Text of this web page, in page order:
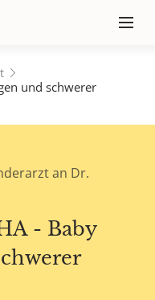
≡
und schwerer
an Dr.
- Baby